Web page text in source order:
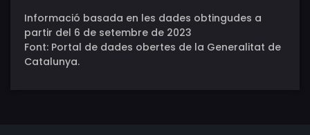
Informació basada en les dades obtingudes a
partir del 6 de setembre de 2023
Font: Portal de dades obertes de la Generalitat de
Catalunya.